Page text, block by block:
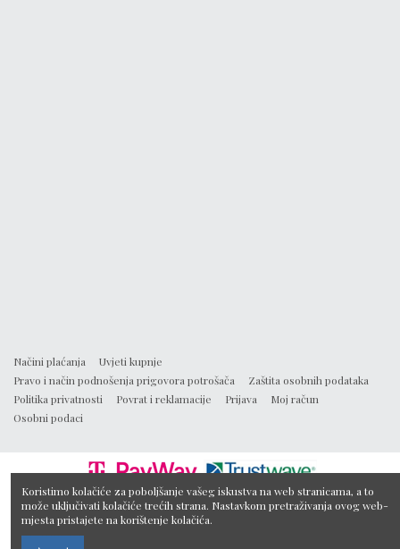
Načini plaćanja
Uvjeti kupnje
Pravo i način podnošenja prigovora potrošača
Zaštita osobnih podataka
Politika privatnosti
Povrat i reklamacije Prijava
Moj račun
Osobni podaci
Koristimo kolačiće za poboljšanje vašeg iskustva na web stranicama, a to
može uključivati kolačiće trećih strana. Nastavkom pretraživanja ovog web-
mjesta pristajete na korištenje kolačića.